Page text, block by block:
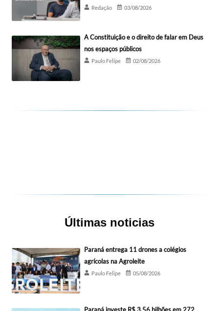
Redação 03/08/2026
A Constituição e o direito de falar em Deus
nos espaços públicos
Paulo Felipe 02/08/2026
Últimas noticias
Paraná entrega 11 drones a colégios
agrícolas na Agroleite
Paulo Felipe 05/08/2026